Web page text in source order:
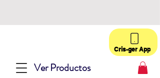
Ver Productos
Cris-ger App